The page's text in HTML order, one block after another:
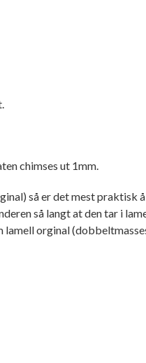
chimses ut 1mm.
så er det mest
så langt at den tar i
lamell orginal